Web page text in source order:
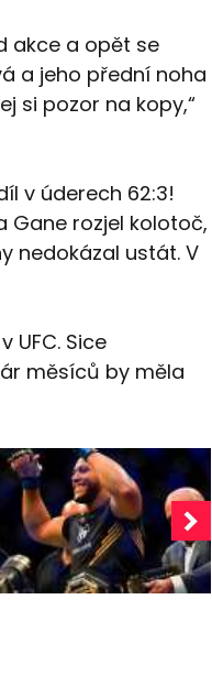
akce a opět se
a jeho přední noha
si pozor na kopy,“
v úderech 62:3!
Gane rozjel kolotoč,
nedokázal ustát. V
UFC. Sice
měsíců by měla